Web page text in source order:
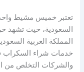
تعتبر خميس مشيط
السعودية، حيث تشهد
المملكة العربية
خدمات شراء السكراب
والشركات التخلص من